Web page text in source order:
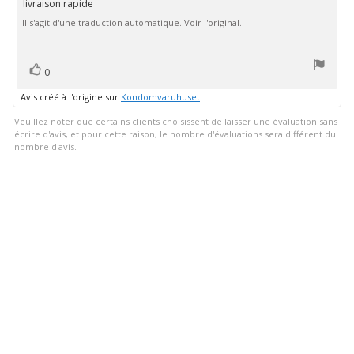
:
5.0
Texte
de
livraison rapide
Il s'agit d'une traduction automatique. Voir l'original.
Vote
positif
0
Avis créé à l'origine sur Kondomvaruhuset
Veuillez noter que certains clients choisissent de laisser une évaluation sans
écrire d'avis, et pour cette raison, le nombre d'évaluations sera différent du
nombre d'avis.